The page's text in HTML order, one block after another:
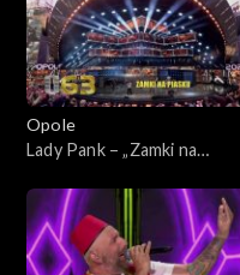
Opole
Lady Pank – „Zamki na
45-lecia zespołu Lady Pank